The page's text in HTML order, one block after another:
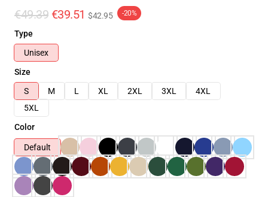
€49.39 €39.51 $42.95 -20%
Type
Unisex
Size
S
M L XL 2XL 3XL
4XL
5XL
Color
Default